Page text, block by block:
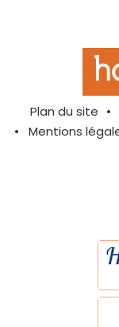
Plan du site
Mentions